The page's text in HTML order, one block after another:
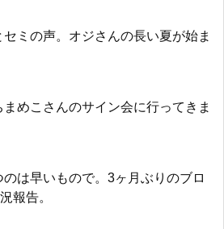
セミの声。オジさんの長い夏が始ま
まめこさんのサイン会に行ってきま
のは早いもので。3ヶ月ぶりのブロ
報告。